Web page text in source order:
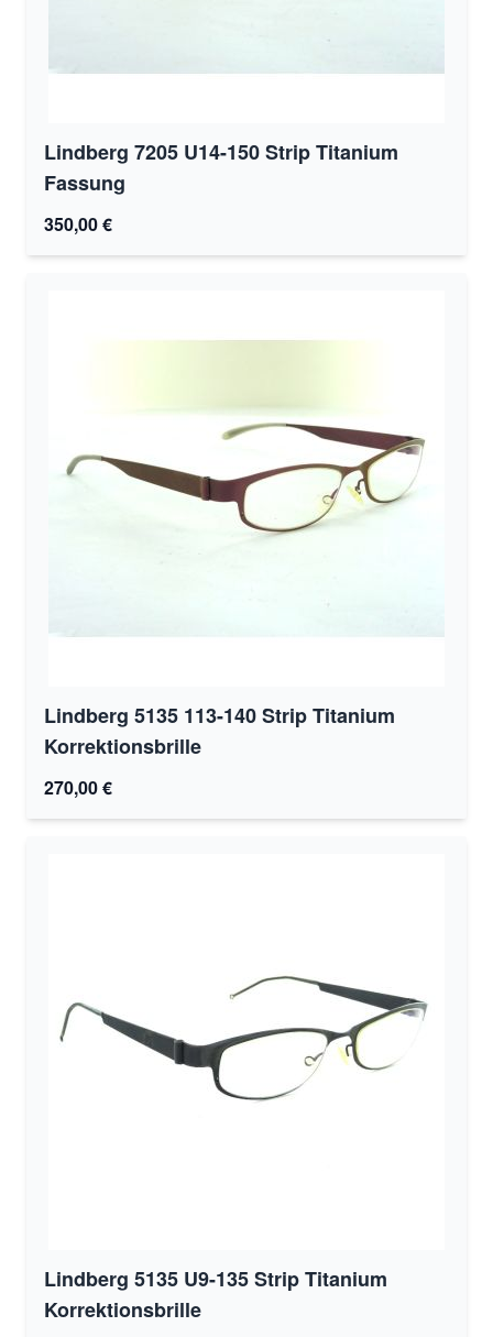
Lindberg 7205 U14-150 Strip Titanium
Fassung
350,00 €
Lindberg 5135 113-140 Strip Titanium
Korrektionsbrille
270,00 €
Lindberg 5135 U9-135 Strip Titanium
Korrektionsbrille